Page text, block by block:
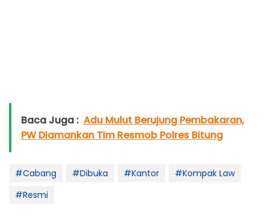
Baca Juga : Adu Mulut Berujung Pembakaran,
PW Diamankan Tim Resmob Polres Bitung
#Cabang #Dibuka #Kantor
#Kompak Law
#Resmi